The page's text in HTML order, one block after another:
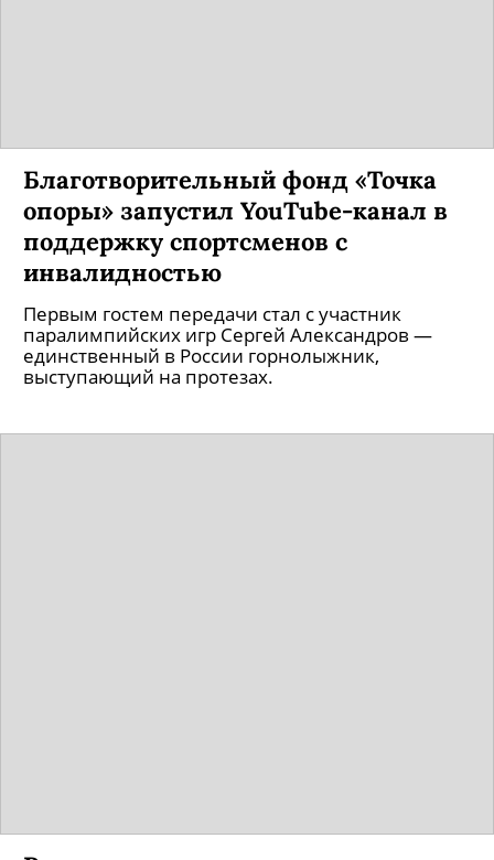
Благотворительный фонд «Точка
опоры» запустил YouTube-канал в
поддержку спортсменов с
инвалидностью
Первым гостем передачи стал с участник
паралимпийских игр Сергей Александров —
единственный в России горнолыжник,
выступающий на протезах.